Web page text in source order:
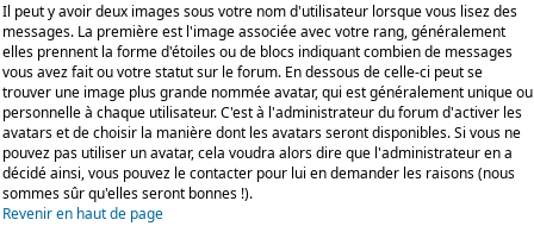
Il peut y avoir deux images sous votre nom d'utilisateur lorsque vous lisez des
messages. La première est l'image associée avec votre rang, généralement
elles prennent la forme d'étoiles ou de blocs indiquant combien de messages
vous avez fait ou votre statut sur le forum. En dessous de celle-ci peut se
trouver une image plus grande nommée avatar, qui est généralement unique ou
personnelle à chaque utilisateur. C'est à l'administrateur du forum d'activer les
avatars et de choisir la manière dont les avatars seront disponibles. Si vous ne
pouvez pas utiliser un avatar, cela voudra alors dire que l'administrateur en a
décidé ainsi, vous pouvez le contacter pour lui en demander les raisons (nous
sommes sûr qu'elles seront bonnes !).
Revenir en haut de page